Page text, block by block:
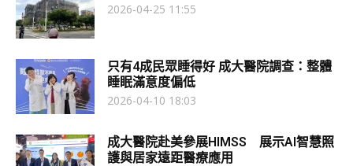
2026-04-25 11:55
只有4成民眾睡得好 成大醫院調查：整體
睡眠滿意度偏低
2026-04-10 18:03
成大醫院赴美參展HIMSS 展示AI智慧照
護與居家遠距醫療應用